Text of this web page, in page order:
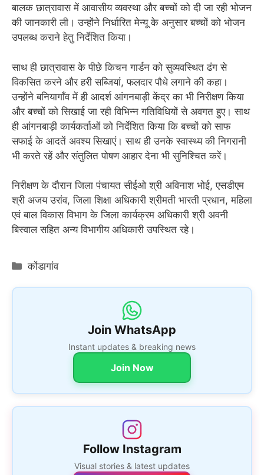
बालक छात्रावास में आवासीय व्यवस्था और बच्चों को दी जा रही भोजन
की जानकारी ली। उन्होंने निर्धारित मेन्यू के अनुसार बच्चों को भोजन
उपलब्ध कराने हेतु निर्देशित किया।
साथ ही छात्रावास के पीछे किचन गार्डन को सुव्यवस्थित ढंग से
विकसित करने और हरी सब्जियां, फलदार पौधे लगाने की कहा।
उन्होंने बनियागाँव में ही आदर्श आंगनबाड़ी केंद्र का भी निरीक्षण किया
और बच्चों को सिखाई जा रही विभिन्न गतिविधियों से अवगत हुए। साथ
ही आंगनबाड़ी कार्यकर्ताओं को निर्देशित किया कि बच्चों को साफ
सफाई के आदतें अवश्य सिखाएं। साथ ही उनके स्वास्थ्य की निगरानी
भी करते रहें और संतुलित पोषण आहार देना भी सुनिश्चित करें।
निरीक्षण के दौरान जिला पंचायत सीईओ श्री अविनाश भोई, एसडीएम
श्री अजय उरांव, जिला शिक्षा अधिकारी श्रीमती भारती प्रधान, महिला
एवं बाल विकास विभाग के जिला कार्यक्रम अधिकारी श्री अवनी
बिस्वाल सहित अन्य विभागीय अधिकारी उपस्थित रहे।
Categories
कोंडागांव
Join WhatsApp
Instant updates & breaking news
Join Now
Follow Instagram
Visual stories & latest updates